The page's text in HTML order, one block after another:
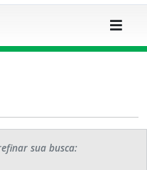
sua busca: